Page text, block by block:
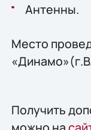
Антенны.
Место
Получить